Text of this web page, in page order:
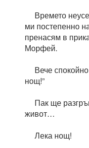
Времето
ми постепенно
пренасям в
Морфей.
Вече спокойно
нощ!”
Пак ще
живот…
Лека нощ!